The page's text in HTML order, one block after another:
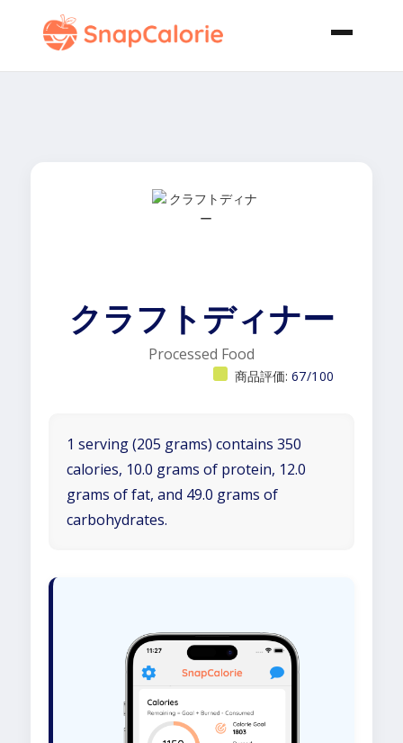
クラフトディナー
Processed Food
商品評価: 67/100
1 serving (205 grams) contains 350
calories, 10.0 grams of protein, 12.0
grams of fat, and 49.0 grams of
carbohydrates.